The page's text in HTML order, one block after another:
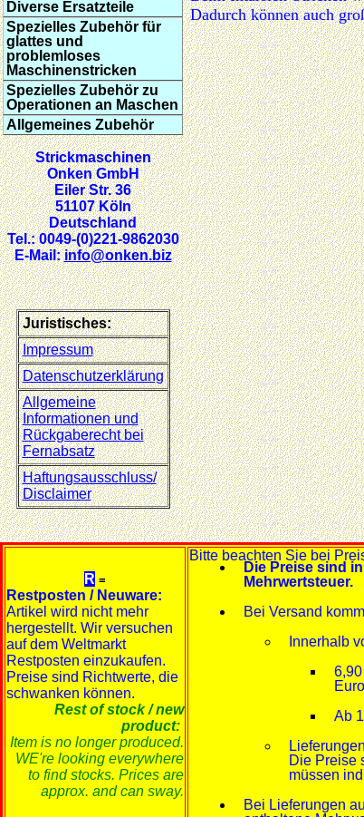
Diverse Ersatzteile
Spezielles Zubehör für
glattes und
problemloses
Maschinenstricken
Spezielles Zubehör zu
Operationen an Maschen
Allgemeines Zubehör
Strickmaschinen
Onken GmbH
Eiler Str. 36
51107 Köln
Deutschland
Tel.: 0049-(0)221-9862030
E-Mail:info@onken.biz
Juristisches:
Impressum
Datenschutzerklärung
Allgemeine
Informationen und
Rückgaberecht bei
Fernabsatz
Haftungsausschluss/
Disclaimer
Dadurch können auch
R =
Restposten / Neuware:
Artikel wird nicht mehr
hergestellt. Wir versuchen
auf dem Weltmarkt
Restposten einzukaufen.
Preise sind Richtwerte, die
schwanken können.
Rest of stock / new
product:
Item is no longer produced.
WE're looking everywhere
to find stocks. Prices are
approx. and can sway.
Bitte beachten Sie bei
Die Preise sind
Mehrwertsteuer.
Bei Versand
Innerhalb
Ab
Die Preise
müssen
Bei Lieferungen